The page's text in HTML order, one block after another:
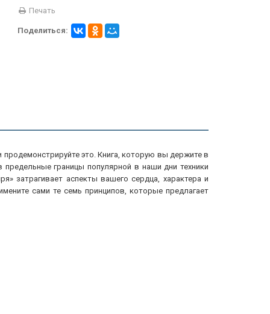
Печать
Поделиться:
это. Книга, которую вы держите в
границы популярной в наши дни техники
затрагивает аспекты вашего сердца, характера и
сами те семь принципов, которые предлагает